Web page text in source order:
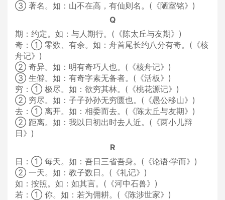
③ 著名。如：山不在高，有仙则名。(《陋室铭》)
Q
期：约定。如：与人期行。(《陈太丘与友期》)
奇：① 零数、有余。如：舟首尾长约八分有奇。(《核
舟记》)
② 奇异。如：明有奇巧人也。(《核舟记》)
③ 生僻。如：有奇字素无备者。(《活板》)
穷：① 极尽。如：欲穷其林。(《桃花源记》)
② 穷尽。如：子子孙孙无穷匮也。(《愚公移山》)
去：① 离开。如：相委而去。(《陈太丘与友期》)
② 距离。如：我以日初出时去人近。(《两小儿辩
日》)
R
日：① 每天。如：吾日三省吾身。(《论语·学而》)
② 一天。如：教子数日。(《礼记》)
如：按照。如：如其言。(《河中石兽》)
若：① 你。如：若为佣耕。(《陈涉世家》)